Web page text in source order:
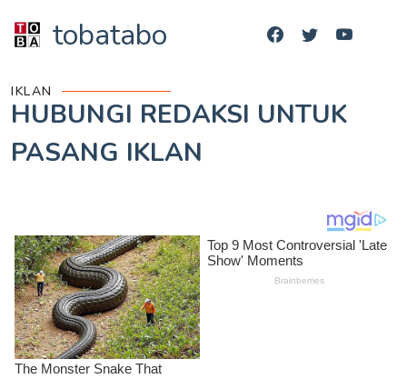
tobatabo
IKLAN
HUBUNGI REDAKSI UNTUK
PASANG IKLAN